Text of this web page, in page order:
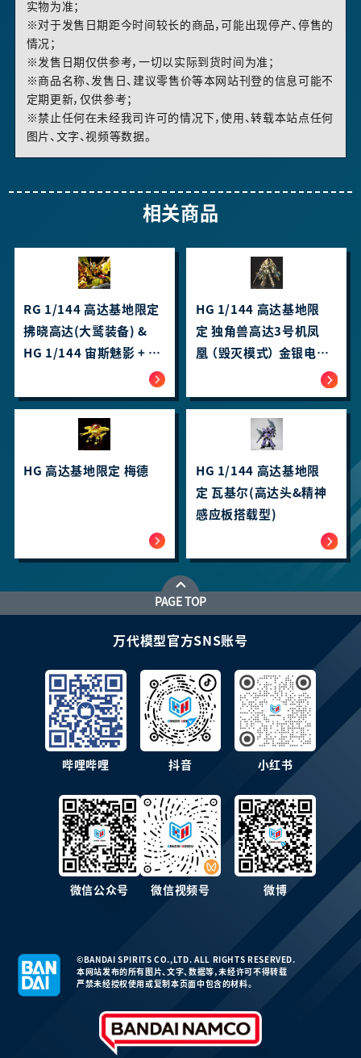
实物为准；
※对于发售日期距今时间较长的商品，可能出现停产、停售的
情况；
※发售日期仅供参考，一切以实际到货时间为准；
※商品名称、发售日、建议零售价等本网站刊登的信息可能不
定期更新，仅供参考；
※禁止任何在未经我司许可的情况下，使用、转载本站点任何
图片、文字、视频等数据。
相关商品
RG 1/144 高达基地限定
拂晓高达(大鹫装备) &
HG 1/144 宙斯魅影 + 连
HG 1/144 高达基地限
定 独角兽高达3号机凤
凰 （毁灭模式） 金银电镀
HG 高达基地限定 梅德
HG 1/144 高达基地限
定 瓦基尔(高达头&精神
感应板搭载型)
PAGE TOP
万代模型官方SNS账号
哔哩哔哩 抖音 小红书
微信公众号 微信视频号 微博
©BANDAI SPIRITS CO.,LTD. ALL RIGHTS RESERVED.
本网站发布的所有图片、文字、数据等，未经许可不得转载
严禁未经授权使用或复制本页面中包含的材料。